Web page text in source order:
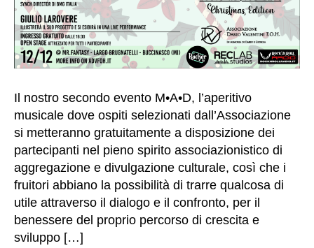
Il nostro secondo evento M•A•D, l’aperitivo
musicale dove ospiti selezionati dall’Associazione
si metteranno gratuitamente a disposizione dei
partecipanti nel pieno spirito associazionistico di
aggregazione e divulgazione culturale, così che i
fruitori abbiano la possibilità di trarre qualcosa di
utile attraverso il dialogo e il confronto, per il
benessere del proprio percorso di crescita e
sviluppo […]